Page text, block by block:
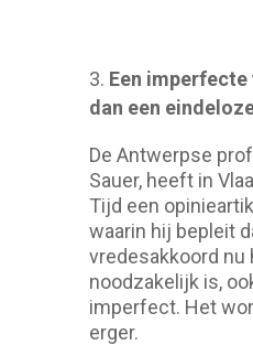
Een
dan een
De Antwerpse
Sauer, heeft in
Tijd een
waarin hij bepleit
vredesakkoord nu
noodzakelijk is,
imperfect. Het
erger.